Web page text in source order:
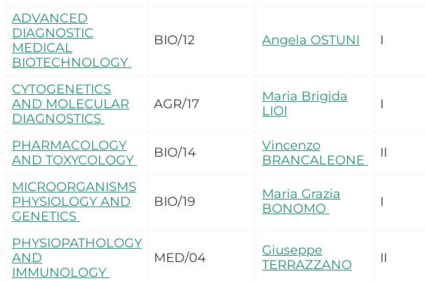
ADVANCED
DIAGNOSTIC
MEDICAL
BIOTECHNOLOGY
BIO/12 Angela OSTUNI I
CYTOGENETICS
AND MOLECULAR
DIAGNOSTICS
AGR/17
Maria Brigida
LIOI
I
PHARMACOLOGY
AND TOXYCOLOGY
BIO/14
Vincenzo
BRANCALEONE
II
MICROORGANISMS
PHYSIOLOGY AND
GENETICS
BIO/19
Maria Grazia
BONOMO
I
PHYSIOPATHOLOGY
AND
IMMUNOLOGY
MED/04
Giuseppe
TERRAZZANO
II